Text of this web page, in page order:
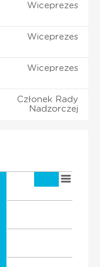
Wiceprezes
Wiceprezes
Wiceprezes
Członek Rady
Nadzorczej